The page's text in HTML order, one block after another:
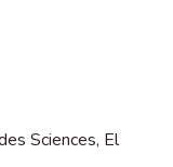
Sciences, El